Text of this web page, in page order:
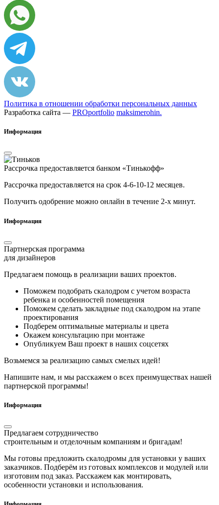
Политика в отношении обработки персональных данных
Разработка сайта — PROportfolio maksimerohin.
Информация
Рассрочка предоставляется банком «Тинькофф»
Рассрочка предоставляется на срок 4-6-10-12 месяцев.
Получить одобрение можно онлайн в течение 2-х минут.
Информация
Партнерская программа
для дизайнеров
Предлагаем помощь в реализации ваших проектов.
Поможем подобрать скалодром с учетом возраста
ребенка и особенностей помещения
Поможем сделать закладные под скалодром на этапе
проектирования
Подберем оптимальные материалы и цвета
Окажем консультацию при монтаже
Опубликуем Ваш проект в наших соцсетях
Возьмемся за реализацию самых смелых идей!
Напишите нам, и мы расскажем о всех преимуществах нашей
партнерской программы!
Информация
Предлагаем сотрудничество
строительным и отделочным компаниям и бригадам!
Мы готовы предложить скалодромы для установки у ваших
заказчиков. Подберём из готовых комплексов и модулей или
изготовим под заказ. Расскажем как монтировать,
особенности установки и использования.